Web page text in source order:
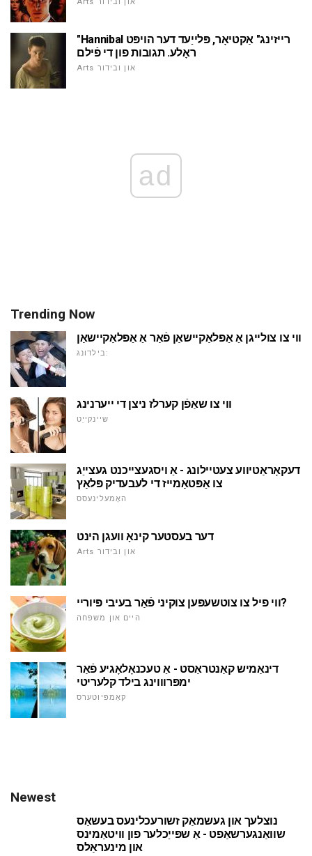
"Hannibal רייזינג" אַקטיאָר, פּלייַעד דער הויפּט
ראָלע. תגובות פון די פֿילם
Arts און ובידור
ad
Trending Now
ווי צו צולייגן אַ אַפּלאַקיישאַן פֿאַר אַ אַפּלאַקיישאַן
בילדונג:
ווי צו שאַפֿן קערלז ניצן די ייערנינג
שיינקייַט
דעקאָראַטיווע צעטיילונג - אַ ויסגעצייכנט געצייַג
צו אַפּטאַמייז די לעבעדיק פּלאַץ
האָמעלינעסס
דער בעסטער קינאָ וועגן הינט
Arts און ובידור
ווי פיל צו צוטשעפּען צוקיני פֿאַר בעיבי פּיוריי?
היים און משפּחה
דינאַמיש קאַנטראַסט - אַ טעכנאָלאָגיע פֿאַר
ימפּרוווינג בילד קלעריטי
קאָמפּיוטערס
Newest
נוצלעך און געשמאַק זשורעכלינעס בעשאַס
שוואַנגערשאַפט - אַ שפּייַכלער פון וויטאַמינס
און מינעראַלס